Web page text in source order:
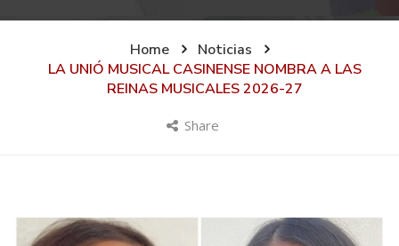
Home
Noticias
LA UNIÓ MUSICAL CASINENSE NOMBRA A LAS
REINAS MUSICALES 2026-27
Share